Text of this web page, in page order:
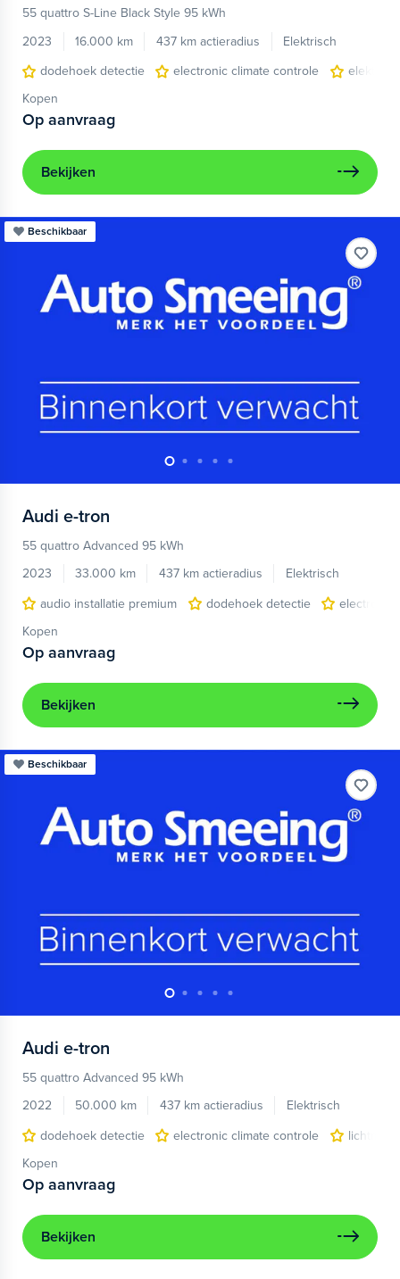
55 quattro S-Line Black Style 95 kWh
2023
16.000 km 437 km actieradius
Elektrisch
dodehoek detectie
electronic climate controle
Kopen
Op aanvraag
Bekijken
Beschikbaar
Audi e-tron
55 quattro Advanced 95 kWh
2023
33.000 km 437 km actieradius
Elektrisch
audio installatie premium
dodehoek detectie
electronic
Kopen
Op aanvraag
Bekijken
Beschikbaar
Audi e-tron
55 quattro Advanced 95 kWh
2022
50.000 km 437 km actieradius
Elektrisch
dodehoek detectie
electronic climate controle
Kopen
Op aanvraag
Bekijken